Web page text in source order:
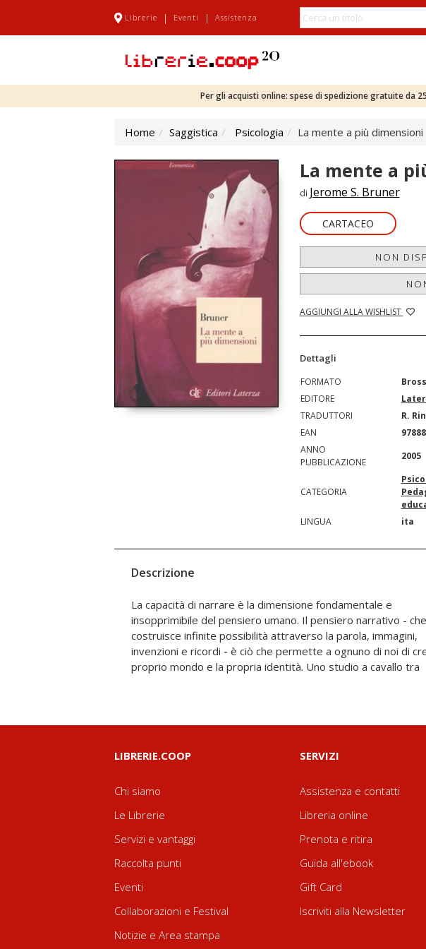
Librerie | Eventi | Assistenza
Per gli acquisti online: spese di spedizione gratuite da
Home Saggistica Psicologia La mente a più dimensioni
La mente a
di Jerome S. Bruner
CARTACEO
NON
AGGIUNGI ALLA WISHLIST
Dettagli
FORMATO
EDITORE
TRADUTTORI
R.
EAN
ANNO
PUBBLICAZIONE
2005
CATEGORIA
LINGUA
ita
Descrizione
La capacità di narrare è la dimensione fondamentale e
insopprimibile del pensiero umano. Il pensiero narrativo - che
costruisce infinite possibilità attraverso la parola, immagini,
invenzioni e ricordi - è ciò che permette a ognuno di noi di
proprio mondo e la propria identità. Uno studio a cavallo tra
psicologia cognitiva e evolutiva, linguistica, antropologia simbolica
e teoria letteraria, che infrange l'attenzione unilaterale agli aspetti
logici e sistematici della vita mentale. Jerome Bruner, dopo aver
svolto la maggior parte della sua carriera ad
LIBRERIE.COOP
Chi siamo
Le Librerie
Servizi e vantaggi
Raccolta punti
Eventi
Collaborazioni e Festival
Notizie e Area stampa
SERVIZI
Assistenza e contatti
Libreria online
Prenota e ritira
Guida all'ebook
Gift Card
Iscriviti alla Newsletter